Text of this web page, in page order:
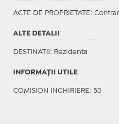
ACTE DE PROPRIETATE :
ALTE DETALII
DESTINATII : Rezidenta
INFORMAŢII UTILE
COMISION INCHIRIERE: 50